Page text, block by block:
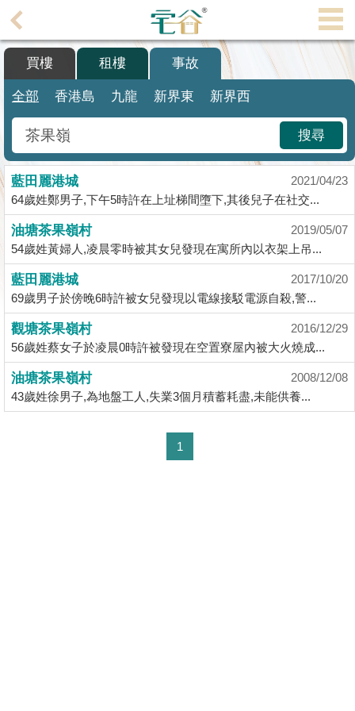
理
主
搵
樓/
成
交
業
主
放
盤
宅
谷
按
揭
地
買樓 租樓 事故
全部 香港島 九龍 新界東 新界西
搜尋
藍田麗港城
2021/04/23
64歲姓鄭男子,下午5時許在上址梯間墮下,其後兒子在社交...
油塘茶果嶺村
2019/05/07
54歲姓黃婦人,凌晨零時被其女兒發現在寓所內以衣架上吊...
藍田麗港城
2017/10/20
69歲男子於傍晚6時許被女兒發現以電線接駁電源自殺,警...
觀塘茶果嶺村
2016/12/29
56歲姓蔡女子於凌晨0時許被發現在空置寮屋內被大火燒成...
油塘茶果嶺村
2008/12/08
43歲姓徐男子,為地盤工人,失業3個月積蓄耗盡,未能供養...
1